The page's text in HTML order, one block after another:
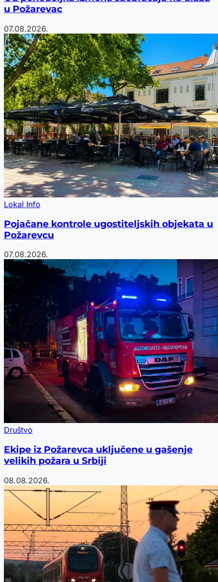
u Požarevac
07.08.2026.
Lokal Info
Pojačane kontrole ugostiteljskih objekata u
Požarevcu
07.08.2026.
Društvo
Ekipe iz Požarevca uključene u gašenje
velikih požara u Srbiji
08.08.2026.